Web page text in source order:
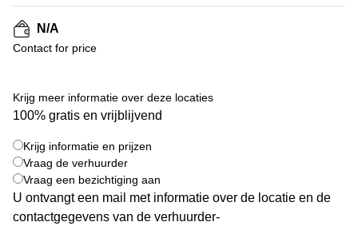
huren in
Gent
Handelspand
Location
centre
à Mons
Huren
virtueel
kantoor in
Antwerpen
N/A
Contact for price
Krijg meer informatie over deze locaties
100% gratis en vrijblijvend
Krijg informatie en prijzen
Vraag de verhuurder
Vraag een bezichtiging aan
U ontvangt een mail met informatie over de locatie en de
contactgegevens van de verhuurder-